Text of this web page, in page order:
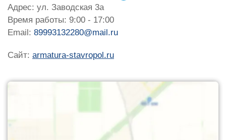
Адрес: ул. Заводская 3а
Время работы: 9:00 - 17:00
Email: 89993132280@mail.ru
Сайт: armatura-stavropol.ru